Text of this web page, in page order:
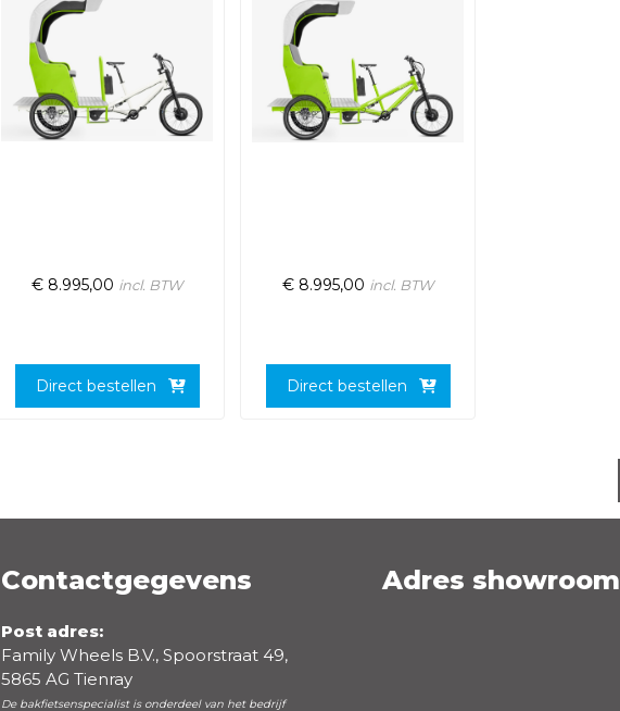
€ 8.995,00 incl. BTW
Direct bestellen
€ 8.995,00 incl. BTW
Direct bestellen
Contactgegevens
Post adres:
Family Wheels B.V., Spoorstraat 49,
5865 AG Tienray
De bakfietsenspecialist is onderdeel van het bedrijf
Adres showroom